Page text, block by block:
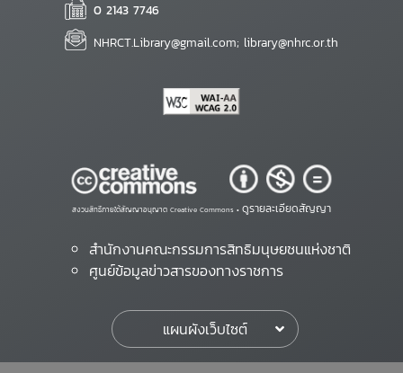
0 2143 7746
NHRCT.Library@gmail.com; library@nhrc.or.th
สงวนสิทธิ์ภายใต้สัญญาอนุญาต Creative Commons • ดูรายละเอียดสัญญา
สำนักงานคณะกรรมการสิทธิมนุษยชนแห่งชาติ
ศูนย์ข้อมูลข่าวสารของทางราชการ
แผนผังเว็บไซต์